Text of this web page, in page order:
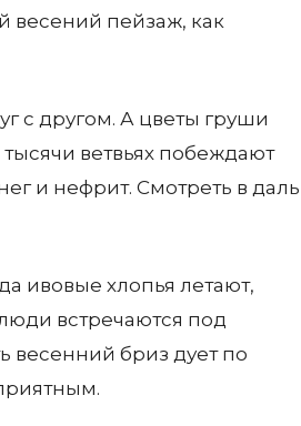
весений пейзаж, как
с другом. А цветы груши
ветвьях побеждают
и нефрит. Смотреть в даль
ивовые хлопья летают,
встречаются под
весенний бриз дует по